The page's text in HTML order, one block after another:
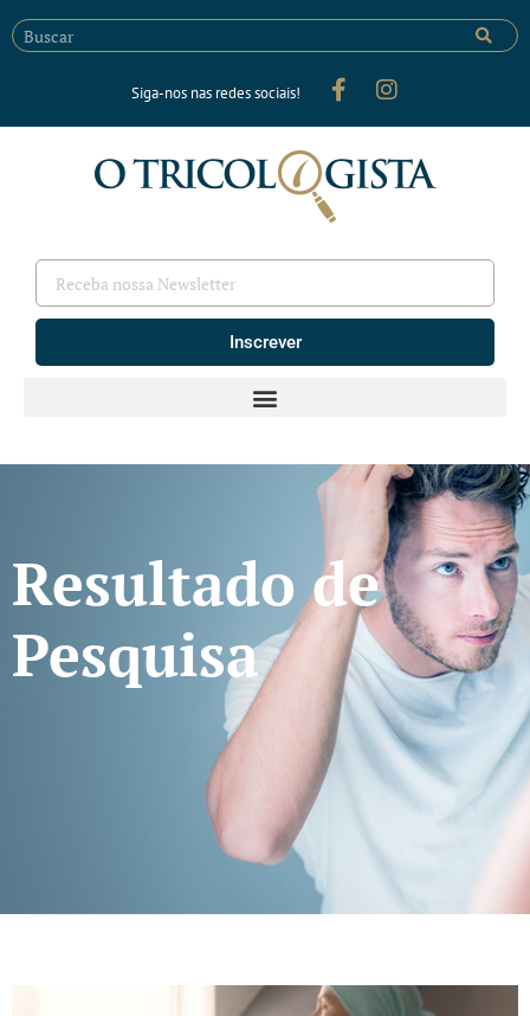
Siga-nos nas redes sociais!
Inscrever
Resultado de
Pesquisa